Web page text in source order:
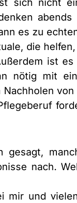
sich nicht
es zu
die
ist
nötig mit
gesagt,
nach.
mir und